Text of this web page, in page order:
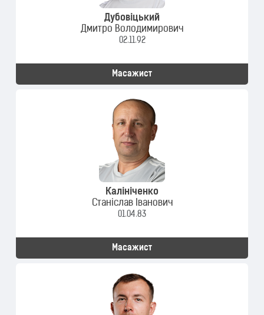
Дубовіцький
Дмитро Володимирович
02.11.92
Масажист
Калініченко
Станіслав Іванович
01.04.83
Масажист